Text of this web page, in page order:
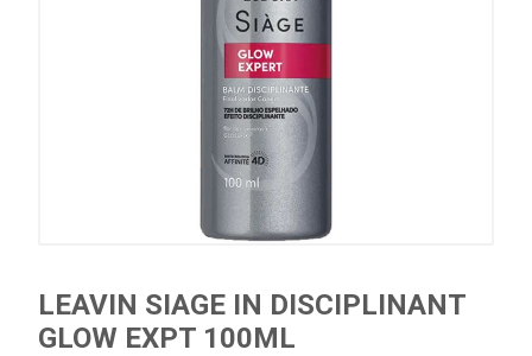
LEAVIN SIAGE IN DISCIPLINANT
GLOW EXPT 100ML